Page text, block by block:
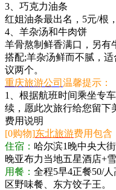
3、巧克力油条
红姐油条最出名，5元/根
4、羊杂汤和牛肉饼
羊骨熬制鲜香满口，另有
搭配;羊杂汤鲜而不腻，
议两个。
重庆旅游公司 温馨提示：
1、根据航班时间乘坐专
续，愿此次旅行给您留下
费用说明
[0购物]东北旅游费用包含
住宿： 哈尔滨1晚中央大
晚亚布力当地五星酒店+
用餐： 全程5早4正餐50/
区野味餐、东方饺子王。